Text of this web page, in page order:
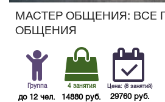
МАСТЕР ОБЩЕНИЯ: ВСЕ
ОБЩЕНИЯ
Группа
до 12 чел.
4 занятия
14880 руб.
Цена: (8 занятий)
29760 руб.